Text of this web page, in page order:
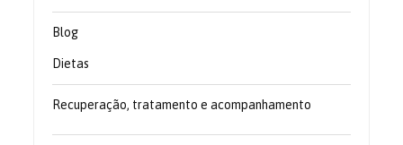
Blog
Dietas
Recuperação, tratamento e acompanhamento